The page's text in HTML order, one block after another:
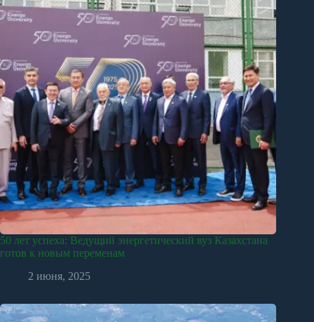
50 лет успеха: Ведущий энергетический вуз Казахстана
готов к новым переменам
2 июня, 2025